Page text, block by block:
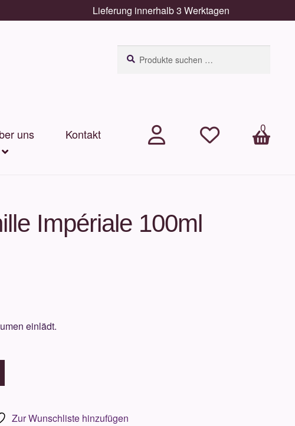
Lieferung innerhalb 3 Werktagen
nach:
uns Kontakt
0
Arti
Impériale 100ml
einlädt.
Zur Wunschliste hinzufügen